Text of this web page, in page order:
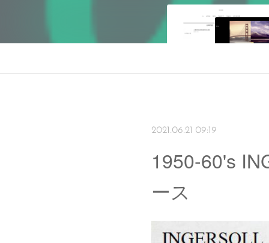
2021.06.21 09:19
1950-60's
ース